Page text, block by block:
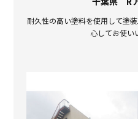
耐久性の高い塗料を使用して塗
心してお使い